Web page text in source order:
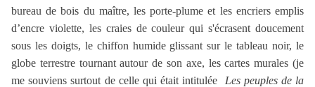
bureau de bois du maître, les porte-plume et les encriers emplis
d’encre violette, les craies de couleur qui s'écrasent doucement
sous les doigts, le chiffon humide glissant sur le tableau noir, le
globe terrestre tournant autour de son axe, les cartes murales (je
me souviens surtout de celle qui était intitulée
Les peuples de la